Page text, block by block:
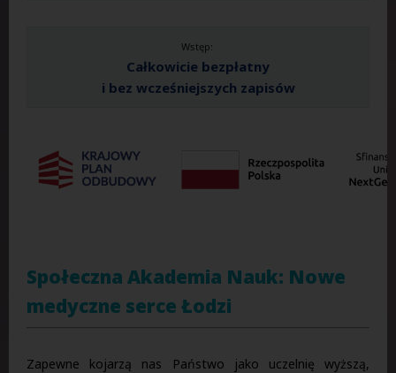
Wstęp:
Całkowicie bezpłatny
i bez wcześniejszych zapisów
Społeczna Akademia Nauk: Nowe
medyczne serce Łodzi
Zapewne kojarzą nas Państwo jako uczelnię wyższą,